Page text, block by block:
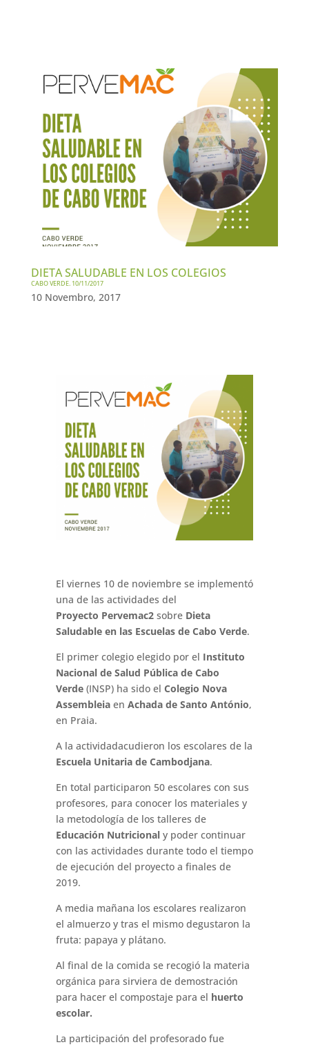
DIETA SALUDABLE EN LOS COLEGIOS
CABO VERDE. 10/11/2017
10 Novembro, 2017
El viernes 10 de noviembre se implementó
una de las actividades del
Proyecto Pervemac2sobre Dieta
Saludable en las Escuelas de Cabo Verde.
El primer colegio elegido por el Instituto
Nacional de Salud Pública de Cabo
Verde(INSP) ha sido el Colegio Nova
Assembleiaen Achada de Santo António,
en Praia.
A la actividadacudieron los escolares de la
Escuela Unitaria de Cambodjana.
En total participaron 50 escolares con sus
profesores, para conocer los materiales y
la metodología de los talleres de
Educación Nutricionaly poder continuar
con las actividades durante todo el tiempo
de ejecución del proyecto a finales de
2019.
A media mañana los escolares realizaron
el almuerzo y tras el mismo degustaron la
fruta: papaya y plátano.
Al final de la comida se recogió la materia
orgánica para sirviera de demostración
para hacer el compostaje para el huerto
escolar.
La participación del profesorado fue